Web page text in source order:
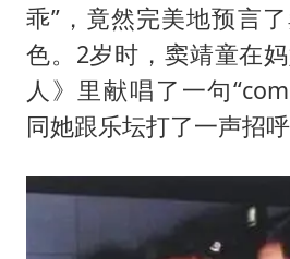
乖”，竟然完美地预言
色。2岁时，窦靖童在
人》里献唱了一句
同她跟乐坛打了一声招呼